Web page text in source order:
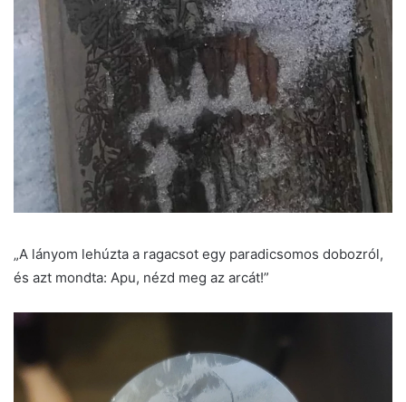
„A lányom lehúzta a ragacsot egy paradicsomos dobozról,
és azt mondta: Apu, nézd meg az arcát!”